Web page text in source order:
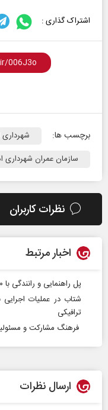
اشتراک گذاری :
برچسب ها:
شهرداری
سازمان عمران شهرداری
نظرات کاربران
اخبار مرتبط
پل راهنمایی و رانندگی با ۷۰ درصد پیشرفت در مسیر تکمیل
شتاب در عملیات
ترافیکی
فرهنگ مشارکت و
ارسال نظرات